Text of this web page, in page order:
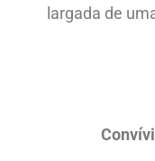
largada de